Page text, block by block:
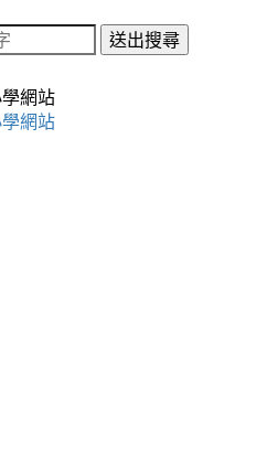
送出搜尋
網站
網站